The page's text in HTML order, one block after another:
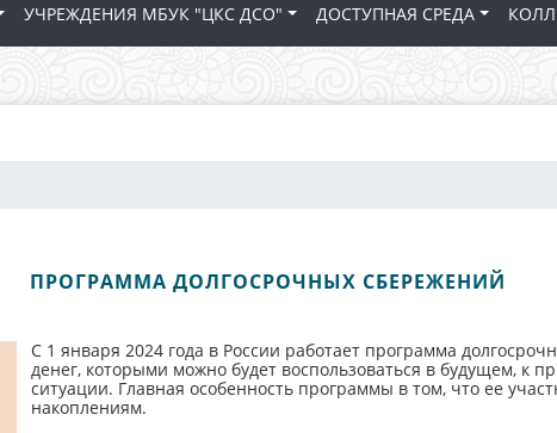
УЧРЕЖДЕНИЯ МБУК "ЦКС ДСО" ДОСТУПНАЯ СРЕДА
ПРОГРАММА ДОЛГОСРОЧНЫХ СБЕРЕЖЕНИЙ
С 1 января 2024 года в России работает программа
денег, которыми можно будет воспользоваться в будущем, к
ситуации. Главная особенность программы в том, что ее
накоплениям.